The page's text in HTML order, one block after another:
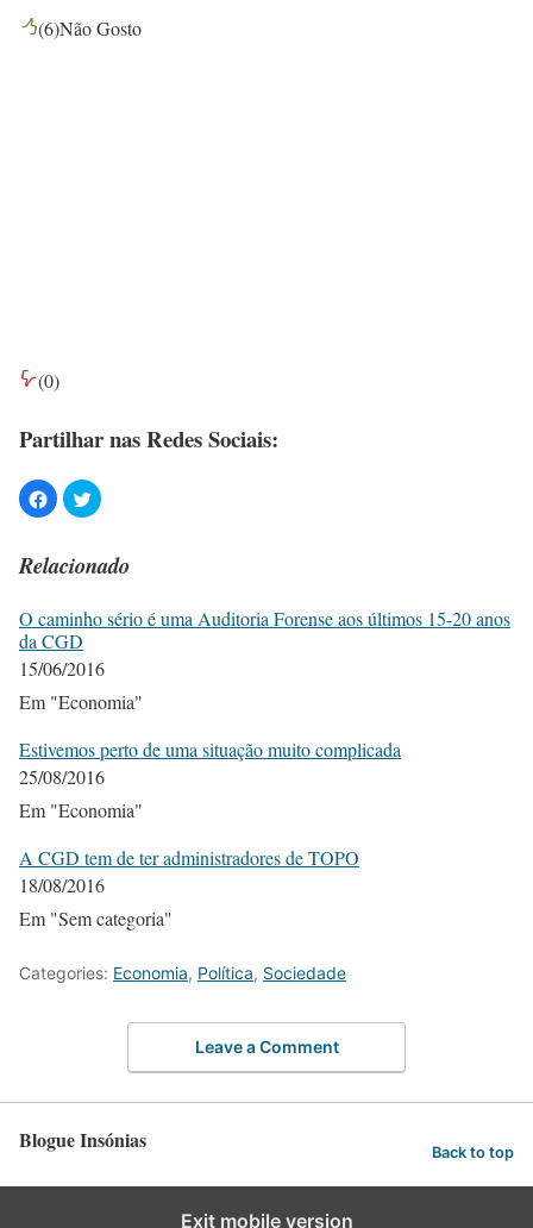
(6)Não Gosto
(0)
Partilhar nas Redes Sociais:
Relacionado
O caminho sério é uma Auditoria Forense aos últimos 15-20 anos
da CGD
15/06/2016
Em "Economia"
Estivemos perto de uma situação muito complicada
25/08/2016
Em "Economia"
A CGD tem de ter administradores de TOPO
18/08/2016
Em "Sem categoria"
Categories: Economia, Política, Sociedade
Leave a Comment
Blogue Insónias Back to top
Exit mobile version